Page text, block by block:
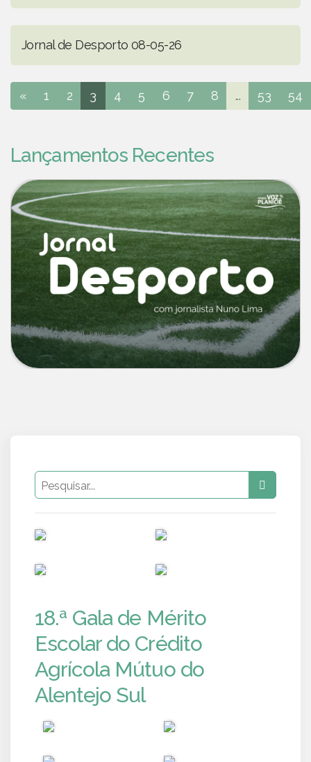
Jornal de Desporto 08-05-26
« 1 2 3 4 5 6 7 8 ... 53 54
Lançamentos Recentes
18.ª Gala de Mérito
Escolar do Crédito
Agrícola Mútuo do
Alentejo Sul